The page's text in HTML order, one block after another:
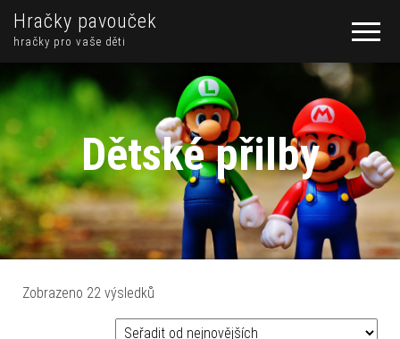
Hračky pavouček
hračky pro vaše děti
Dětské přilby
Zobrazeno 22 výsledků